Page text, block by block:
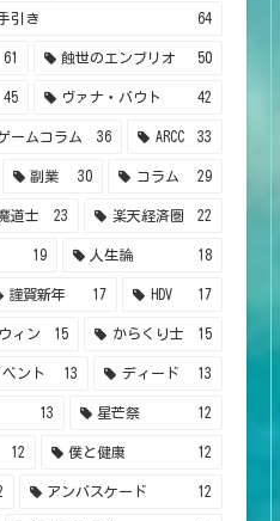
引き 64
61 蝕世のエンブリオ 50
45 ヴァナ・バウト 42
ームコラム 36 ARCC 33
副業 30 コラム 29
道士 23 楽天経済圏 22
19 人生論 18
謹賀新年 17 HDV 17
ィン 15 からくり士 15
ベント 13 ディード 13
13 星芒祭 12
12 僕と健康 12
アンバスケード 12